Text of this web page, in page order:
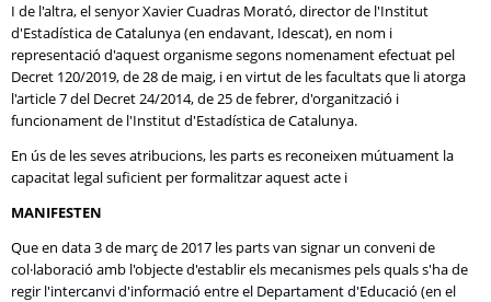
I de l'altra, el senyor Xavier Cuadras Morató, director de l'Institut
d'Estadística de Catalunya (en endavant, Idescat), en nom i
representació d'aquest organisme segons nomenament efectuat pel
Decret 120/2019, de 28 de maig, i en virtut de les facultats que li atorga
l'article 7 del Decret 24/2014, de 25 de febrer, d'organització i
funcionament de l'Institut d'Estadística de Catalunya.
En ús de les seves atribucions, les parts es reconeixen mútuament la
capacitat legal suficient per formalitzar aquest acte i
MANIFESTEN
Que en data 3 de març de 2017 les parts van signar un conveni de
col·laboració amb l'objecte d'establir els mecanismes pels quals s'ha de
regir l'intercanvi d'informació entre el Departament d'Educació (en el